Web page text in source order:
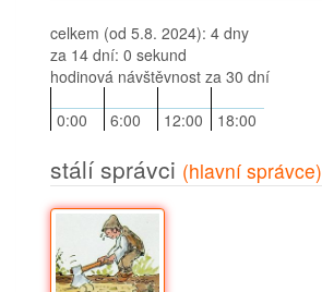
celkem (od 5.8. 2024): 4 dny
za 14 dní: 0 sekund
hodinová návštěvnost za 30 dní
0:00
6:00 12:00 18:00
stálí správci (hlavní správce)